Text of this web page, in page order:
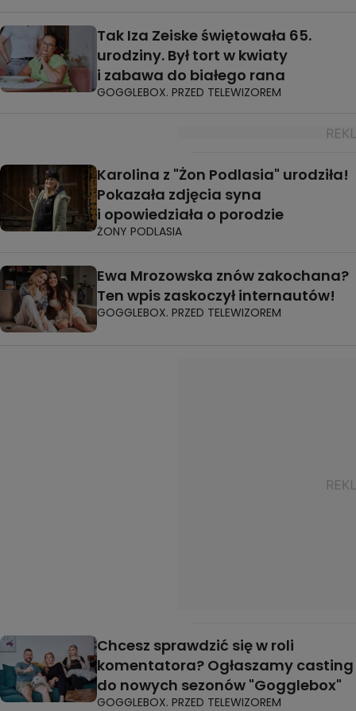
Tak Iza Zeiske świętowała 65.
urodziny. Był tort w kwiaty
i zabawa do białego rana
GOGGLEBOX. PRZED TELEWIZOREM
Karolina z "Żon Podlasia" urodziła!
Pokazała zdjęcia syna
i opowiedziała o porodzie
ŻONY PODLASIA
Ewa Mrozowska znów zakochana?
Ten wpis zaskoczył internautów!
GOGGLEBOX. PRZED TELEWIZOREM
Chcesz sprawdzić się w roli
komentatora? Ogłaszamy casting
do nowych sezonów "Gogglebox"
GOGGLEBOX. PRZED TELEWIZOREM